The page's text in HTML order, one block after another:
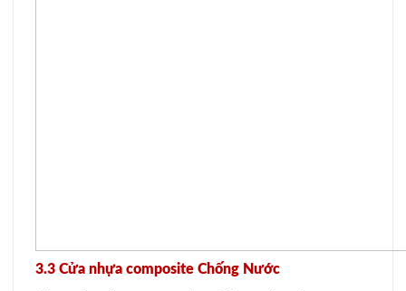
3.3 Cửa nhựa composite Chống Nước